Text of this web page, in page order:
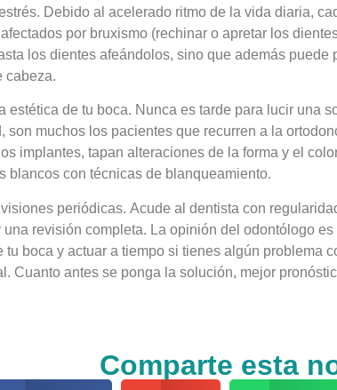
Debido al acelerado ritmo de la vida diaria,
por bruxismo (rechinar o apretar los
los dientes afeándolos, sino que además puede
cabeza.
estética de tu boca. Nunca es tarde para lucir una
son muchos los pacientes que recurren a la
implantes, tapan alteraciones de la forma y el
blancos con técnicas de blanqueamiento.
periódicas. Acude al dentista con
una revisión completa. La opinión del odontólogo
tu boca y actuar a tiempo si tienes algún problema
Cuanto antes se ponga la solución, mejor
Comparte esta